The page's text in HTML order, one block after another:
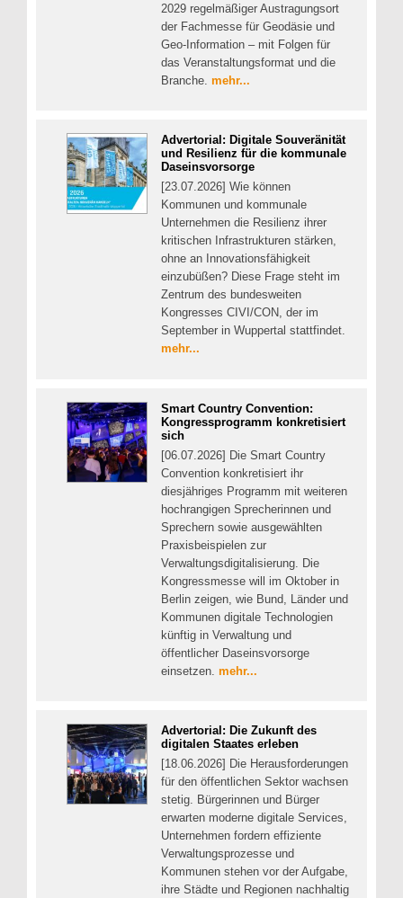
2029 regelmäßiger Austragungsort
der Fachmesse für Geodäsie und
Geo-Information – mit Folgen für
das Veranstaltungsformat und die
Branche. mehr...
Advertorial: Digitale Souveränität
und Resilienz für die kommunale
Daseinsvorsorge
[23.07.2026] Wie können
Kommunen und kommunale
Unternehmen die Resilienz ihrer
kritischen Infrastrukturen stärken,
ohne an Innovationsfähigkeit
einzubüßen? Diese Frage steht im
Zentrum des bundesweiten
Kongresses CIVI/CON, der im
September in Wuppertal stattfindet.
mehr...
Smart Country Convention:
Kongressprogramm konkretisiert
sich
[06.07.2026] Die Smart Country
Convention konkretisiert ihr
diesjähriges Programm mit weiteren
hochrangigen Sprecherinnen und
Sprechern sowie ausgewählten
Praxisbeispielen zur
Verwaltungsdigitalisierung. Die
Kongressmesse will im Oktober in
Berlin zeigen, wie Bund, Länder und
Kommunen digitale Technologien
künftig in Verwaltung und
öffentlicher Daseinsvorsorge
einsetzen. mehr...
Advertorial: Die Zukunft des
digitalen Staates erleben
[18.06.2026] Die Herausforderungen
für den öffentlichen Sektor wachsen
stetig. Bürgerinnen und Bürger
erwarten moderne digitale Services,
Unternehmen fordern effiziente
Verwaltungsprozesse und
Kommunen stehen vor der Aufgabe,
ihre Städte und Regionen nachhaltig